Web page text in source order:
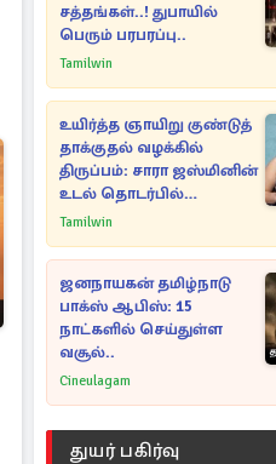
சத்தங்கள்..! துபாயில்
பெரும் பரபரப்பு..
Tamilwin
உயிர்த்த ஞாயிறு குண்டுத்
தாக்குதல் வழக்கில்
திருப்பம்: சாரா ஜஸ்மினின்
உடல் தொடர்பில்
நீதிமன்றத்தில் வெளியான
Tamilwin
ஜனநாயகன் தமிழ்நாடு
பாக்ஸ் ஆபிஸ்: 15
நாட்களில் செய்துள்ள
வசூல்..
Cineulagam
துயர் பகிர்வு